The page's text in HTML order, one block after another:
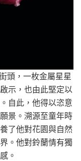
頭，一枚金屬星星
示，也由此堅定以
自此，他得以恣意
景。溯源至童年時
了他對花園與自然
。他對鈴蘭情有獨
。